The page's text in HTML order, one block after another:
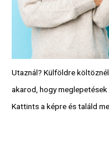
Utaznál? Külföldre
akarod, hogy meglepetések
Kattints a képre és találd